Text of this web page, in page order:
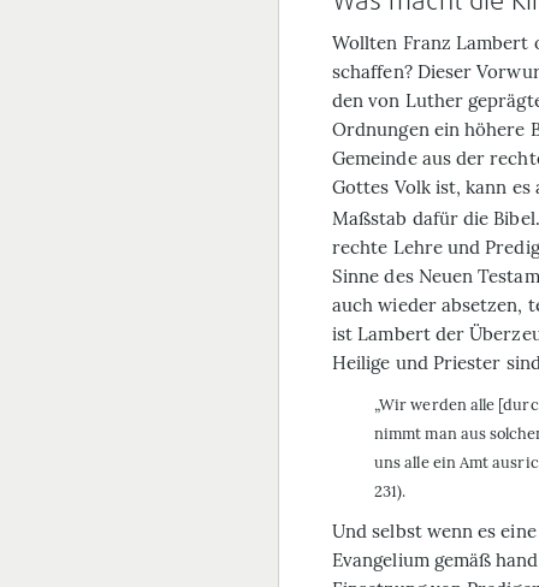
Wollten Franz Lambert
schaffen? Dieser
den von Luther
Ordnungen ein höhere
Gemeinde aus der
Gottes Volk ist, kann
Maßstab dafür die
rechte Lehre und
Sinne des Neuen
auch wieder absetzen,
ist Lambert der
Heilige und Priester
„Wir werden alle
nimmt man aus
uns alle ein Amt
231).
Und selbst wenn es
Evangelium gemäß